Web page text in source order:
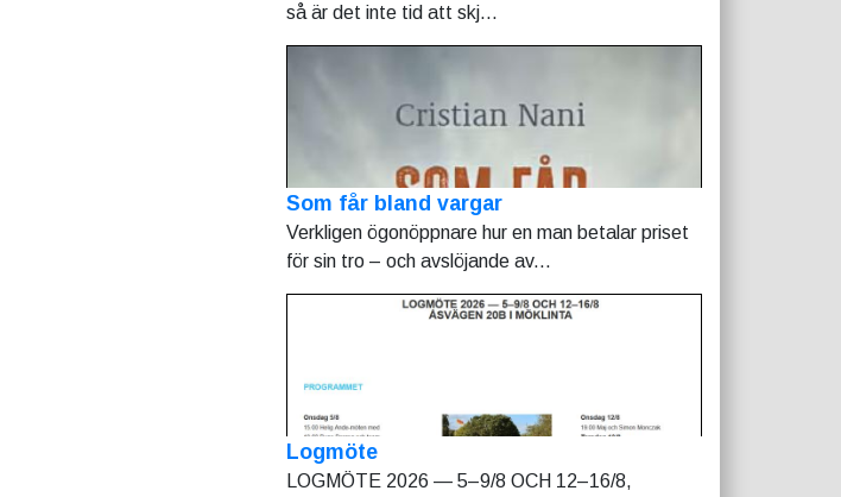
så är det inte tid att skj...
Som får bland vargar
Verkligen ögonöppnare hur en man betalar priset
för sin tro – och avslöjande av...
Logmöte
LOGMÖTE 2026 — 5–9/8 OCH 12–16/8,